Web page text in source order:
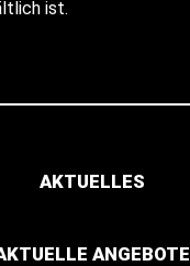
ist.
AKTUELLES
ANGEBOTE